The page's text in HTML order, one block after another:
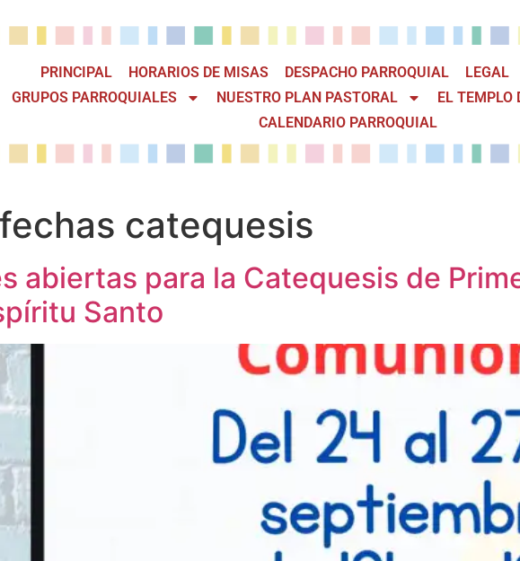
PRINCIPAL HORARIOS DE MISAS DESPACHO PARROQUIAL LEGAL
GRUPOS PARROQUIALES
NUESTRO PLAN PASTORAL EL TEMPLO
CALENDARIO PARROQUIAL
fechas catequesis
abiertas para la Catequesis de
Santo